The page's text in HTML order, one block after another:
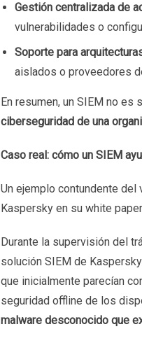
Gestión centralizada de
vulnerabilidades o
Soporte para
aislados o proveedores
En resumen, un SIEM no es
ciberseguridad de una
Caso real: cómo un SIEM
Un ejemplo contundente
Kaspersky en su white
Durante la supervisión del
solución SIEM de
que inicialmente parecían
seguridad offline de los
malware desconocido que